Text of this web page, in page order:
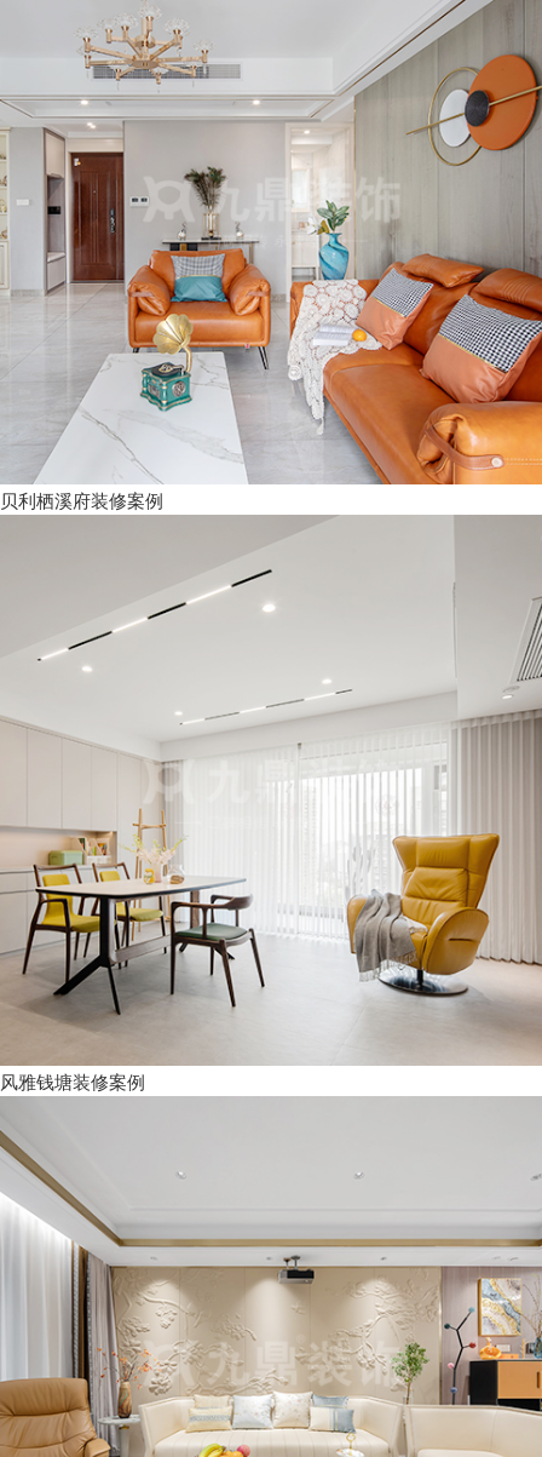
贝利栖溪府装修案例
风雅钱塘装修案例